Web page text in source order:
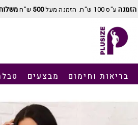
הזמנהע"ס 100 ש"ח. הזמנה מעל 500 ש"ח
בריאות וחימום מבצעים